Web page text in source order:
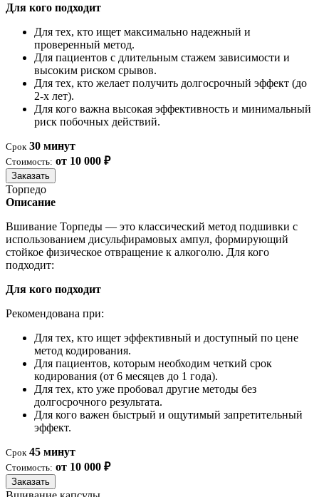
Для кого подходит
Для тех, кто ищет максимально надежный и
проверенный метод.
Для пациентов с длительным стажем зависимости и
высоким риском срывов.
Для тех, кто желает получить долгосрочный эффект (до
2-х лет).
Для кого важна высокая эффективность и минимальный
риск побочных действий.
Срок 30 минут
Стоимость: от 10 000 ₽
Заказать
Торпедо
Описание
Вшивание Торпеды — это классический метод подшивки с
использованием дисульфирамовых ампул, формирующий
стойкое физическое отвращение к алкоголю. Для кого
подходит:
Для кого подходит
Рекомендована при:
Для тех, кто ищет эффективный и доступный по цене
метод кодирования.
Для пациентов, которым необходим четкий срок
кодирования (от 6 месяцев до 1 года).
Для тех, кто уже пробовал другие методы без
долгосрочного результата.
Для кого важен быстрый и ощутимый запретительный
эффект.
Срок 45 минут
Стоимость: от 10 000 ₽
Заказать